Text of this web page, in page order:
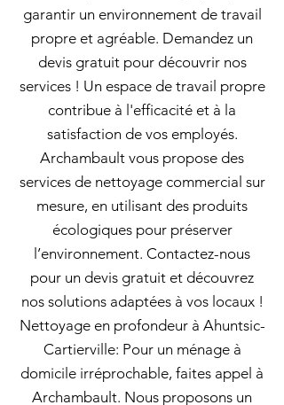
garantir un environnement de travail
propre et agréable. Demandez un
devis gratuit pour découvrir nos
services ! Un espace de travail propre
contribue à l'efficacité et à la
satisfaction de vos employés.
Archambault vous propose des
services de nettoyage commercial sur
mesure, en utilisant des produits
écologiques pour préserver
l’environnement. Contactez-nous
pour un devis gratuit et découvrez
nos solutions adaptées à vos locaux !
Nettoyage en profondeur à Ahuntsic-
Cartierville: Pour un ménage à
domicile irréprochable, faites appel à
Archambault. Nous proposons un